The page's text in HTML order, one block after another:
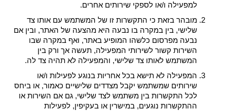
למפעילה ו/או לספקי שירותים אחרים.
מובהר בזאת כי התקשרות זו של המשתמש עם אותו צד
שלישי, בין במקרה בו נבעה היא מהצעה של האתר, ובין אם
נבעה מפרסום כלשהו המופיע באתר, ואף במקרה שבו
השירות קשור לשירותי המפעילה, תעשה אך ורק בין
המשתמש לאותו צד שלישי, והמפעילה לא תהיה צד לה.
המפעילה לא תישא בכל אחריות בנוגע לפעילות ו/או
שירותים שמשתמש יקבל מצדדים שלישיים כאמור, או ביחס
לכל התקשרות בין משתמש לצד שלישי, גם אם השירות או
ההתקשרות נוגעים, במישרין או בעקיפין, לפעילות